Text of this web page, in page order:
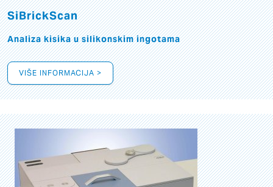
SiBrickScan
Analiza kisika u silikonskim ingotama
VIŠE INFORMACIJA >